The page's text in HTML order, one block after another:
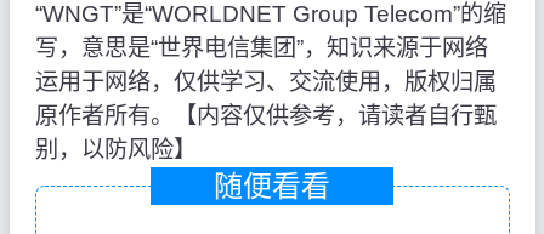
“WNGT”是“WORLDNET Group Telecom”的缩
写，意思是“世界电信集团”，知识来源于网络
运用于网络，仅供学习、交流使用，版权归属
原作者所有。【内容仅供参考，请读者自行甄
别，以防风险】
随便看看